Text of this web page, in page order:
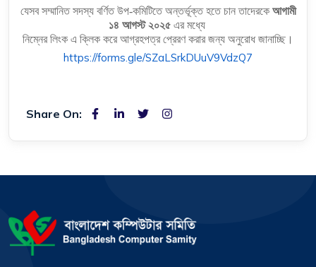
যেসব সম্মানিত সদস্য বর্ণিত উপ-কমিটিতে অন্তর্ভূক্ত হতে চান তাদেরকে আগামী
১৪ আগস্ট ২০২৫এর মধ্যে
নিম্নের লিংক এ ক্লিক করে আগ্রহপত্র প্রেরণ করার জন্য অনুরোধ জানাচ্ছি।
https://forms.gle/SZaLSrkDUuV9VdzQ7
Share On: